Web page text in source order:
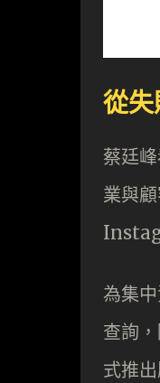
從失
蔡廷
業與
為集
查詢
式推